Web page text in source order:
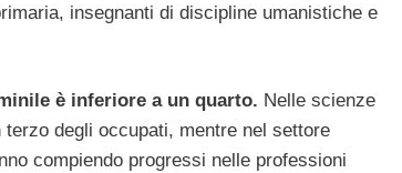
insegnanti di discipline umanistiche e
è inferiore a un quarto. Nelle scienze
degli occupati, mentre nel settore
compiendo progressi nelle professioni